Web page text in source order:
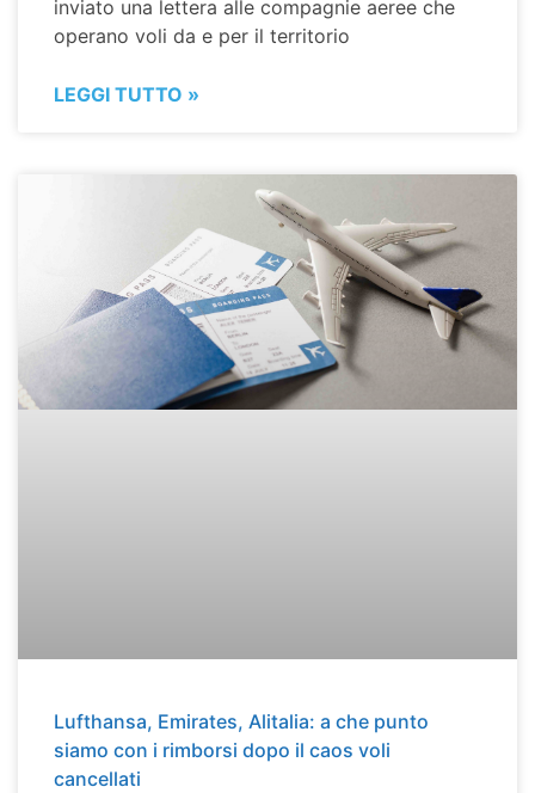
inviato una lettera alle compagnie aeree che
operano voli da e per il territorio
LEGGI TUTTO »
Lufthansa, Emirates, Alitalia: a che punto
siamo con i rimborsi dopo il caos voli
cancellati